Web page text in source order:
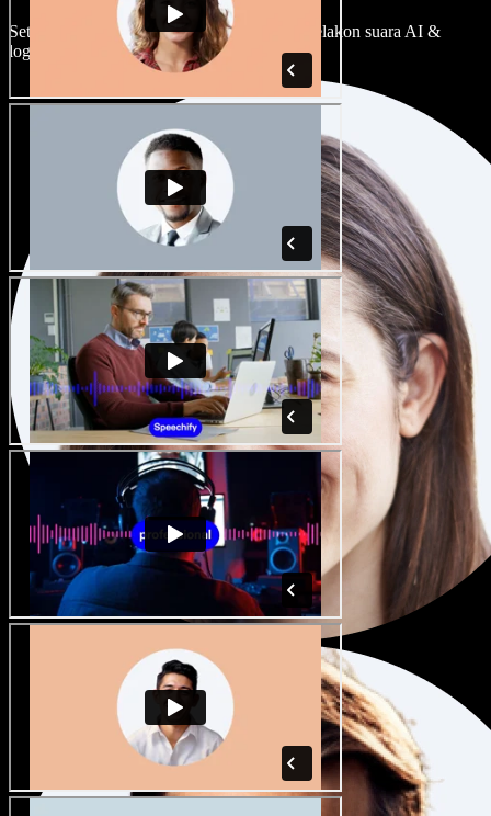
Setiap projek boleh jadi unik. Pilih ratusan pelakon suara AI &
loghat, laraskan ikut cita rasa anda.